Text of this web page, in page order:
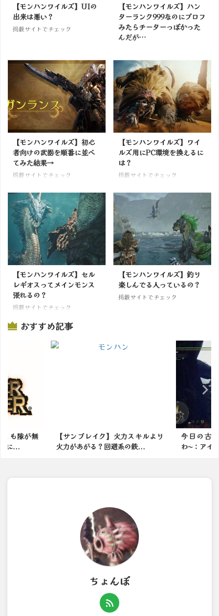
【モンハンワイルズ】UIの
出来は悪い？
掲載サイトでチェック
【モンハンワイルズ】ハン
ターランク999なのにプロフ
みたらチーターっぽかった
んだが…
【モンハンワイルズ】初心
者向けの武器を順番に並べ
てみた結果→
掲載サイトでチェック
【モンハンワイルズ】ワイ
ルズ用にPC環境を換えるに
は？
掲載サイトでチェック
【モンハンワイルズ】セル
レギオスってメインモンス
張れるの？
掲載サイトでチェック
【モンハンワイルズ】釣り
楽しんでる人っているの？
掲載サイトでチェック
おすすめ記事
スキルより
鉄...
今日の古代樹の森も綺麗だった
わ〜：アイスボーン
モンスタ
番面白い
ちょんぼ